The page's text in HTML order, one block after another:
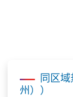
同区
州））